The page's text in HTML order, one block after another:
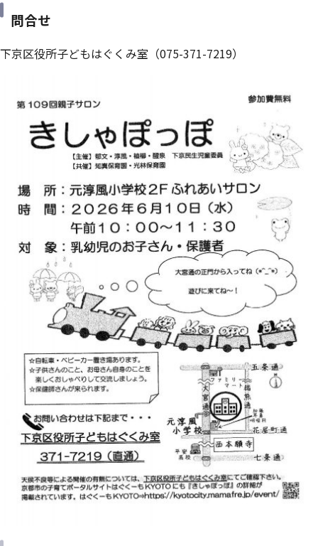
問合せ
下京区役所子どもはぐくみ室（075-371-7219）